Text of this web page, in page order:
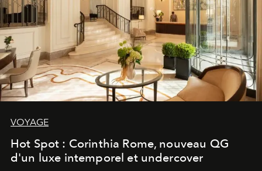
VOYAGE
Hot Spot : Corinthia Rome, nouveau QG
d'un luxe intemporel et undercover